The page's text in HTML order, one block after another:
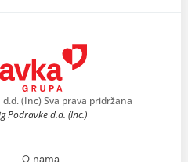
(Inc) Sva prava pridržana
Podravke d.d. (Inc.)
O nama